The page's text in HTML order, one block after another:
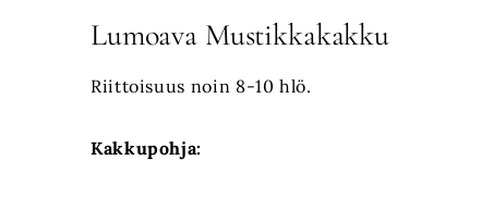
Lumoava Mustikkakakku
Riittoisuus noin 8-10 hlö.
Kakkupohja: